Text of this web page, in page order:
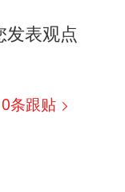
发表观点
0条跟贴